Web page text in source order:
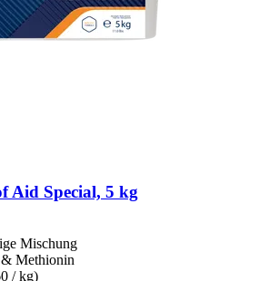
Aid Special, 5 kg
Mischung
Methionin
/ kg)